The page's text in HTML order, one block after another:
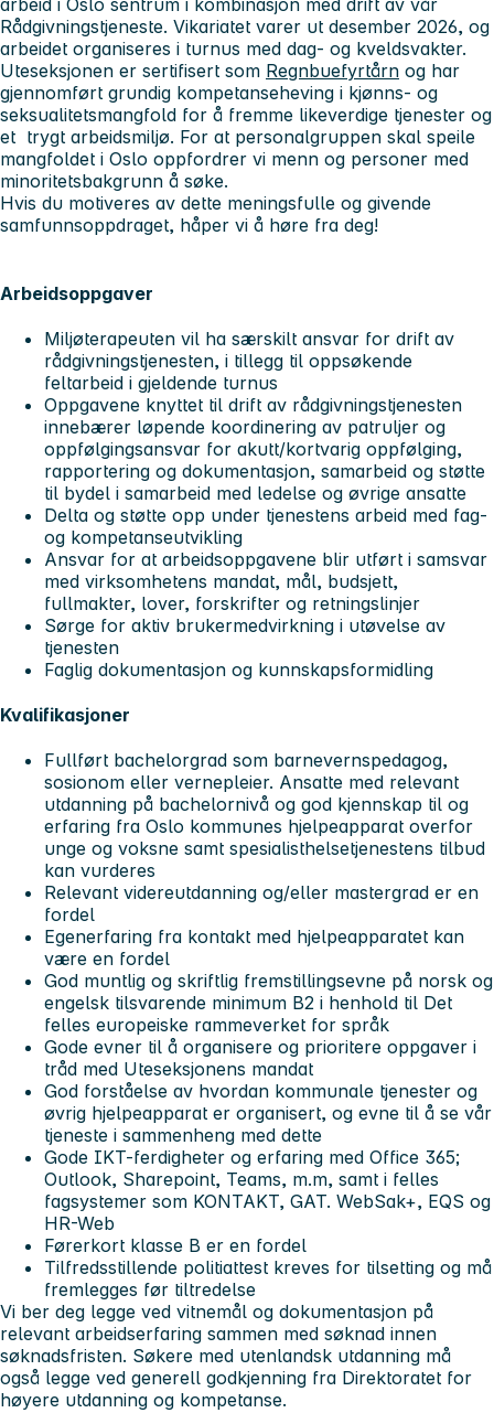
arbeid i Oslo sentrum i kombinasjon med drift av vår
Rådgivningstjeneste. Vikariatet varer ut desember 2026, og
arbeidet organiseres i turnus med dag- og kveldsvakter.
Uteseksjonen er sertifisert som Regnbuefyrtårn og har
gjennomført grundig kompetanseheving i kjønns- og
seksualitetsmangfold for å fremme likeverdige tjenester og
et trygt arbeidsmiljø. For at personalgruppen skal speile
mangfoldet i Oslo oppfordrer vi menn og personer med
minoritetsbakgrunn å søke.
Hvis du motiveres av dette meningsfulle og givende
samfunnsoppdraget, håper vi å høre fra deg!
Arbeidsoppgaver
Miljøterapeuten vil ha særskilt ansvar for drift av
rådgivningstjenesten, i tillegg til oppsøkende
feltarbeid i gjeldende turnus
Oppgavene knyttet til drift av rådgivningstjenesten
innebærer løpende koordinering av patruljer og
oppfølgingsansvar for akutt/kortvarig oppfølging,
rapportering og dokumentasjon, samarbeid og støtte
til bydel i samarbeid med ledelse og øvrige ansatte
Delta og støtte opp under tjenestens arbeid med fag-
og kompetanseutvikling
Ansvar for at arbeidsoppgavene blir utført i samsvar
med virksomhetens mandat, mål, budsjett,
fullmakter, lover, forskrifter og retningslinjer
Sørge for aktiv brukermedvirkning i utøvelse av
tjenesten
Faglig dokumentasjon og kunnskapsformidling
Kvalifikasjoner
Fullført bachelorgrad som barnevernspedagog,
sosionom eller vernepleier. Ansatte med relevant
utdanning på bachelornivå og god kjennskap til og
erfaring fra Oslo kommunes hjelpeapparat overfor
unge og voksne samt spesialisthelsetjenestens tilbud
kan vurderes
Relevant videreutdanning og/eller mastergrad er en
fordel
Egenerfaring fra kontakt med hjelpeapparatet kan
være en fordel
God muntlig og skriftlig fremstillingsevne på norsk og
engelsk tilsvarende minimum B2 i henhold til Det
felles europeiske rammeverket for språk
Gode evner til å organisere og prioritere oppgaver i
tråd med Uteseksjonens mandat
God forståelse av hvordan kommunale tjenester og
øvrig hjelpeapparat er organisert, og evne til å se vår
tjeneste i sammenheng med dette
Gode IKT-ferdigheter og erfaring med Office 365;
Outlook, Sharepoint, Teams, m.m, samt i felles
fagsystemer som KONTAKT, GAT. WebSak+, EQS og
HR-Web
Førerkort klasse B er en fordel
Tilfredsstillende politiattest kreves for tilsetting og må
fremlegges før tiltredelse
Vi ber deg legge ved vitnemål og dokumentasjon på
relevant arbeidserfaring sammen med søknad innen
søknadsfristen. Søkere med utenlandsk utdanning må
også legge ved generell godkjenning fra Direktoratet for
høyere utdanning og kompetanse.